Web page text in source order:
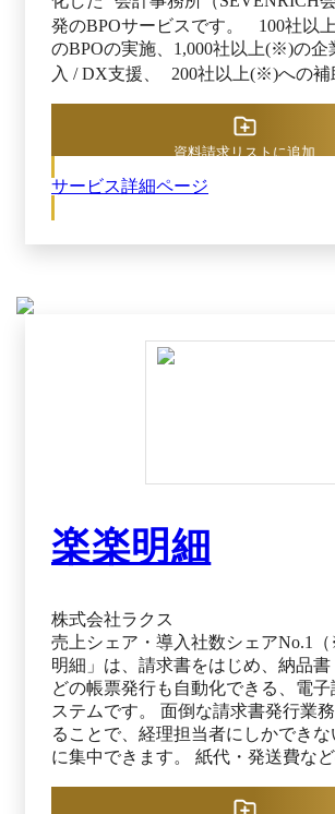
発のBPOサービスです。 100社以
のBPOの実施、1,000社以上(※)の企
入 / DX支援、 200社以上(※)への補
があります。 経営・バックオフィ
業務フロー設計と自社での運用定着
けでなく最終的にはお客様に業務を
ら業務設計、それらを用いた業務代
です。 ※出典：公式HP（2025年4
サービス詳細ページ
資料請求リストに追加
楽楽明細
株式会社ラクス
売上シェア・導入社数シェアNo.1
明細」は、請求書をはじめ、納品
どの帳票発行も自動化できる、電
ステムです。 面倒な請求書発行業
ることで、経理担当者にしかでき
に集中できます。 紙代・発送費な
ても短期間でコスト削減効果を実感